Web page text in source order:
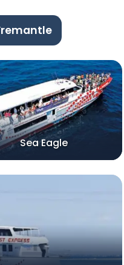
Sea Eagle